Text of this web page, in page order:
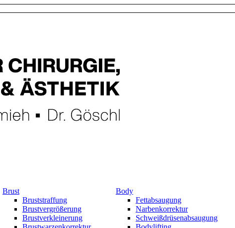
Brust
Bruststraffung
Brustvergrößerung
Brustverkleinerung
Body
Fettabsaugung
Narbenkorrektur
Schweißdrüsenabsaugung